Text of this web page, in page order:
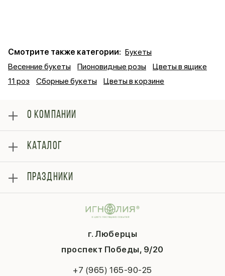
Смотрите также категории: Букеты
Весенние букеты
Пионовидные розы
Цветы в ящике
11 роз
Сборные букеты Цветы в корзине
г. Люберцы
проспект Победы, 9/20
+7 (965) 165-90-25
О КОМПАНИИ
Оплата
Отзывы
Блог
Гарантии
Контакты
Публичная оферта
КАТАЛОГ
Букеты
Композиции
ПРАЗДНИКИ
Последний звонок